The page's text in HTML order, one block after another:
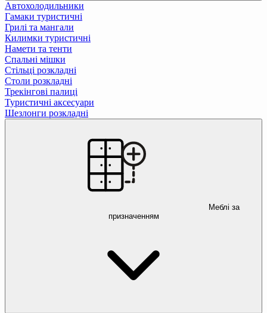
Автохолодильники
Гамаки туристичні
Грилі та мангали
Килимки туристичні
Намети та тенти
Спальні мішки
Стільці розкладні
Столи розкладні
Трекінгові палиці
Туристичні аксесуари
Шезлонги розкладні
Меблі за
призначенням